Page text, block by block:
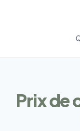
Prix de